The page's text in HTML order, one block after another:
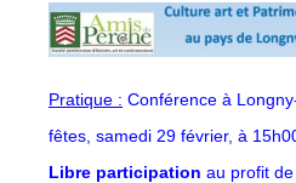
Pratique : Conférence à
fêtes, samedi 29 février, à
Libre participation au profit de